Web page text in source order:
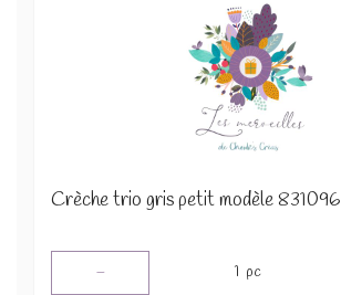
Crèche trio gris petit modèle 831096
- 1 pc